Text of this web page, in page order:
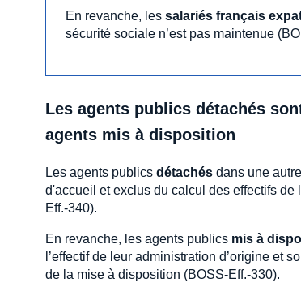
En revanche, les salariés français
sécurité sociale n’est pas maintenue
Les agents publics détachés
agents mis à disposition
Les agents publics détachés dans une
d'accueil et exclus du calcul des effectifs de
Eff.-340).
En revanche, les agents publics mis à
l’effectif de leur administration d’origine et
de la mise à disposition (BOSS-Eff.-330).